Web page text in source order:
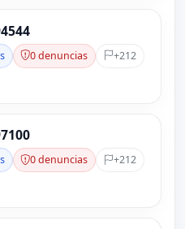
0 denuncias
+212
0 denuncias
+212